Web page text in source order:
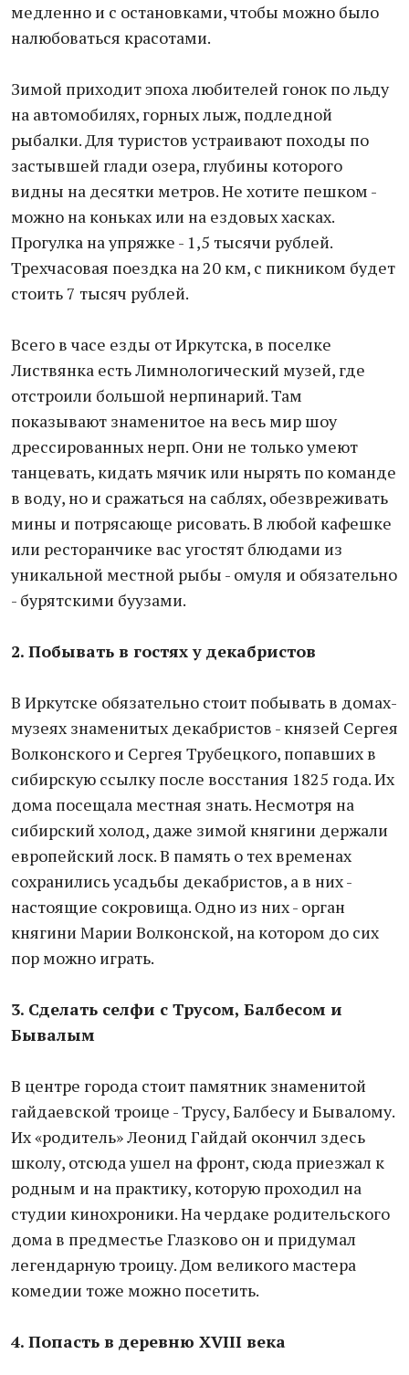
медленно и с остановками, чтобы можно было
налюбоваться красотами.
Зимой приходит эпоха любителей гонок по льду
на автомобилях, горных лыж, подледной
рыбалки. Для туристов устраивают походы по
застывшей глади озера, глубины которого
видны на десятки метров. Не хотите пешком -
можно на коньках или на ездовых хасках.
Прогулка на упряжке - 1,5 тысячи рублей.
Трехчасовая поездка на 20 км, с пикником будет
стоить 7 тысяч рублей.
Всего в часе езды от Иркутска, в поселке
Листвянка есть Лимнологический музей, где
отстроили большой нерпинарий. Там
показывают знаменитое на весь мир шоу
дрессированных нерп. Они не только умеют
танцевать, кидать мячик или нырять по команде
в воду, но и сражаться на саблях, обезвреживать
мины и потрясающе рисовать. В любой кафешке
или ресторанчике вас угостят блюдами из
уникальной местной рыбы - омуля и обязательно
- бурятскими буузами.
2. Побывать в гостях у декабристов
В Иркутске обязательно стоит побывать в домах-
музеях знаменитых декабристов - князей Сергея
Волконского и Сергея Трубецкого, попавших в
сибирскую ссылку после восстания 1825 года. Их
дома посещала местная знать. Несмотря на
сибирский холод, даже зимой княгини держали
европейский лоск. В память о тех временах
сохранились усадьбы декабристов, а в них -
настоящие сокровища. Одно из них - орган
княгини Марии Волконской, на котором до сих
пор можно играть.
3. Сделать селфи с Трусом, Балбесом и
Бывалым
В центре города стоит памятник знаменитой
гайдаевской троице - Трусу, Балбесу и Бывалому.
Их «родитель» Леонид Гайдай окончил здесь
школу, отсюда ушел на фронт, сюда приезжал к
родным и на практику, которую проходил на
студии кинохроники. На чердаке родительского
дома в предместье Глазково он и придумал
легендарную троицу. Дом великого мастера
комедии тоже можно посетить.
4. Попасть в деревню XVIII века